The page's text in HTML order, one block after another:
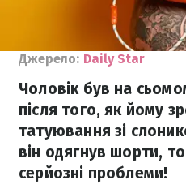
Джерело: Daily Star
Чоловік був на
після того, як йому
татуювання зі
він одягнув шорти,
серйозні проблеми!